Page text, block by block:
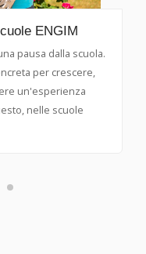
ENGIM
pausa dalla scuola.
per crescere,
un'esperienza
60 tirocini estivi di
anche d’estate,